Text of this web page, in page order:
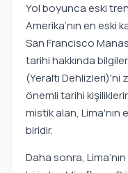
Yol boyunca eski
Amerika’nın en eski
San Francisco
tarihi hakkında
(Yeraltı
önemli tarihi
mistik alan, Lima'nın
biridir.
Daha sonra,